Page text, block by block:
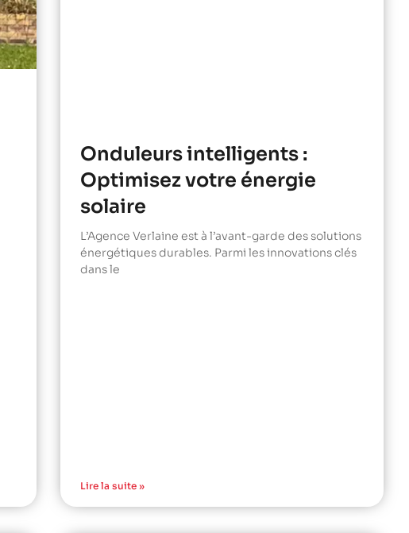
Onduleurs intelligents :
Optimisez votre énergie
solaire
L’Agence Verlaine est à l’avant-garde des solutions
énergétiques durables. Parmi les innovations clés
dans le
Lire la suite »